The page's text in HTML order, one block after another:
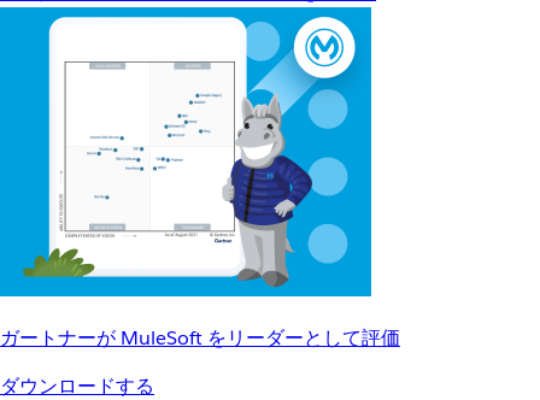
ガートナーが MuleSoft をリーダーとして評価
ダウンロードする